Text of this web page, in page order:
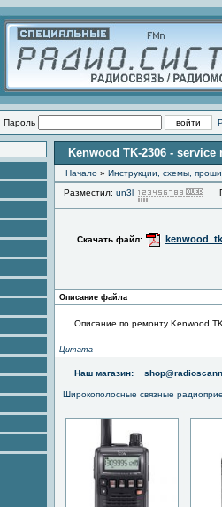
Пароль
Kenwood TK-2306 - service
Начало » Инструкции, схемы,
Разместил: un3l
Скачать файл:
Описание файла
Описание по ремонту Kenwood
Цитата
Наш магазин:
Широкополосные связные